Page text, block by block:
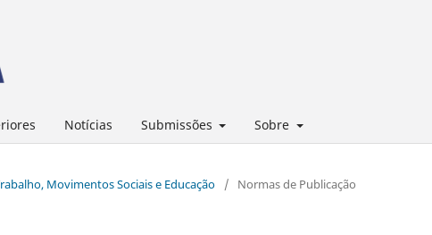
Notícias Submissões Sobre
Movimentos Sociais e Educação / Normas de Publicação